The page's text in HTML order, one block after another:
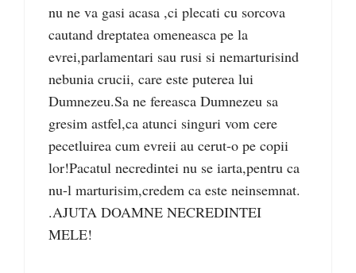
nu ne va gasi acasa ,ci plecati cu sorcova
cautand dreptatea omeneasca pe la
evrei,parlamentari sau rusi si nemarturisind
nebunia crucii, care este puterea lui
Dumnezeu.Sa ne fereasca Dumnezeu sa
gresim astfel,ca atunci singuri vom cere
pecetluirea cum evreii au cerut-o pe copii
lor!Pacatul necredintei nu se iarta,pentru ca
nu-l marturisim,credem ca este neinsemnat.
.AJUTA DOAMNE NECREDINTEI
MELE!